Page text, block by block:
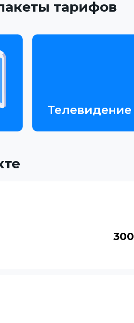
тарифов
Телевидение
300